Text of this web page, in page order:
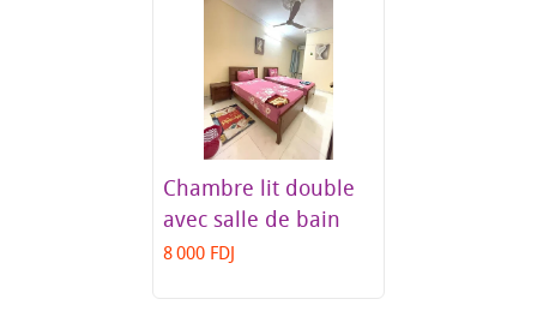
Chambre lit double
avec salle de bain
8 000 FDJ